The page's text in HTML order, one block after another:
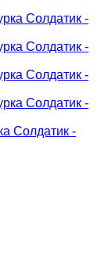
Солдатик -